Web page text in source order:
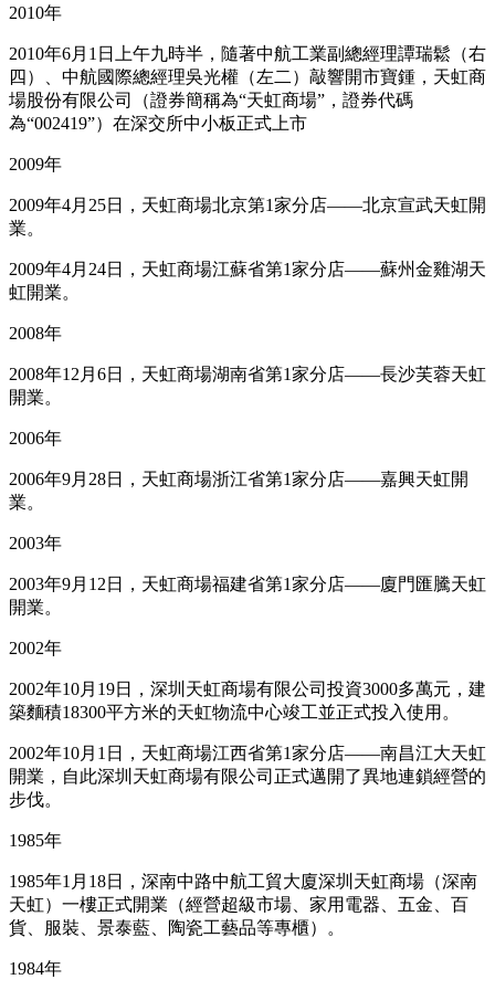
2010年
2010年6月1日上午九時半，隨著中航工業副總經理譚瑞鬆（右
四）、中航國際總經理吳光權（左二）敲響開市寶鍾，天虹商
場股份有限公司（證券簡稱為“天虹商場”，證券代碼
為“002419”）在深交所中小板正式上市
2009年
2009年4月25日，天虹商場北京第1家分店——北京宣武天虹開
業。
2009年4月24日，天虹商場江蘇省第1家分店——蘇州金雞湖天
虹開業。
2008年
2008年12月6日，天虹商場湖南省第1家分店——長沙芙蓉天虹
開業。
2006年
2006年9月28日，天虹商場浙江省第1家分店——嘉興天虹開
業。
2003年
2003年9月12日，天虹商場福建省第1家分店——廈門匯騰天虹
開業。
2002年
2002年10月19日，深圳天虹商場有限公司投資3000多萬元，建
築麵積18300平方米的天虹物流中心竣工並正式投入使用。
2002年10月1日，天虹商場江西省第1家分店——南昌江大天虹
開業，自此深圳天虹商場有限公司正式邁開了異地連鎖經營的
步伐。
1985年
1985年1月18日，深南中路中航工貿大廈深圳天虹商場（深南
天虹）一樓正式開業（經營超級市場、家用電器、五金、百
貨、服裝、景泰藍、陶瓷工藝品等專櫃）。
1984年